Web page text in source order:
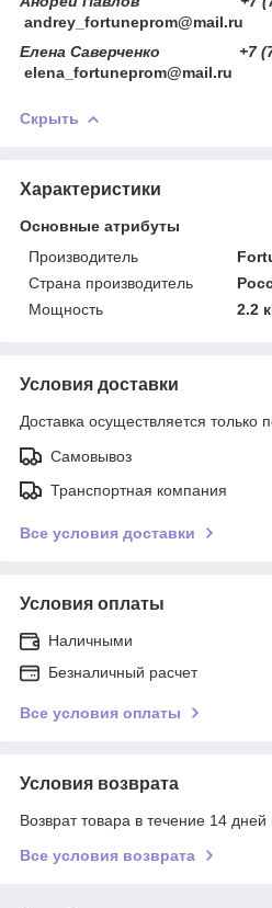
andrey_fortuneprom@mail.ru
Елена Саверченко +7
elena_fortuneprom@mail.ru
Скрыть
Характеристики
Основные атрибуты
Производитель
Страна производитель
Мощность
2.2
Условия доставки
Доставка осуществляется только
Самовывоз
Транспортная компания
Все условия доставки
Условия оплаты
Наличными
Безналичный расчет
Все условия оплаты
Условия возврата
Возврат товара в течение 14 дней
Все условия возврата